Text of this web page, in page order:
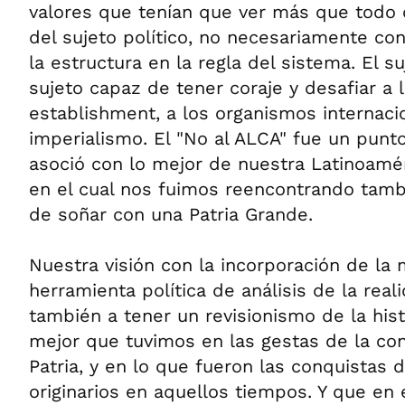
valores que tenían que ver más que todo
del sujeto político, no necesariamente
la estructura en la regla del sistema. El
sujeto capaz de tener coraje y desafiar a
establishment, a los organismos
imperialismo. El "No al ALCA" fue un
asoció con lo mejor de nuestra
en el cual nos fuimos reencontrando
de soñar con una Patria Grande.
Nuestra visión con la incorporación de la
herramienta política de análisis de la
también a tener un revisionismo de la
mejor que tuvimos en las gestas de la
Patria, y en lo que fueron las conquistas
originarios en aquellos tiempos. Y que en